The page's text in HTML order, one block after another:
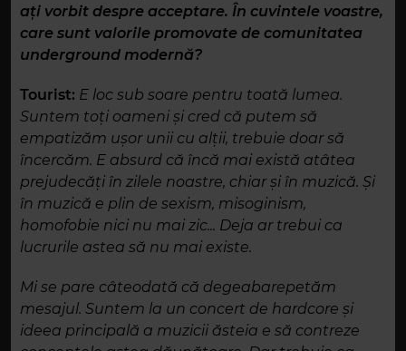
ați vorbit despre acceptare. În cuvintele voastre,
care sunt valorile promovate de comunitatea
underground modernă?
Tourist: E loc sub soare pentru toată lumea.
Suntem toți oameni și cred că putem să
empatizăm ușor unii cu alții, trebuie doar să
încercăm. E absurd că încă mai există atâtea
prejudecăți în zilele noastre, chiar și în muzică. Și
în muzică e plin de sexism, misoginism,
homofobie nici nu mai zic... Deja ar trebui ca
lucrurile astea să nu mai existe.
Mi se pare câteodată că degeabarepetăm
mesajul. Suntem la un concert de hardcore și
ideea principală a muzicii ăsteia e să contreze